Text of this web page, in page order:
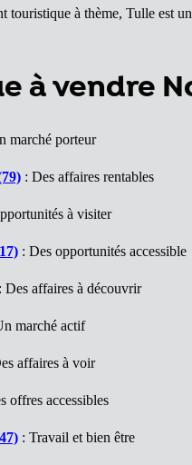
touristique à thème, Tulle est
à vendre
marché porteur
: Des affaires rentables
à visiter
: Des opportunités accessible
: Des affaires à découvrir
marché actif
affaires à voir
offres accessibles
: Travail et bien être